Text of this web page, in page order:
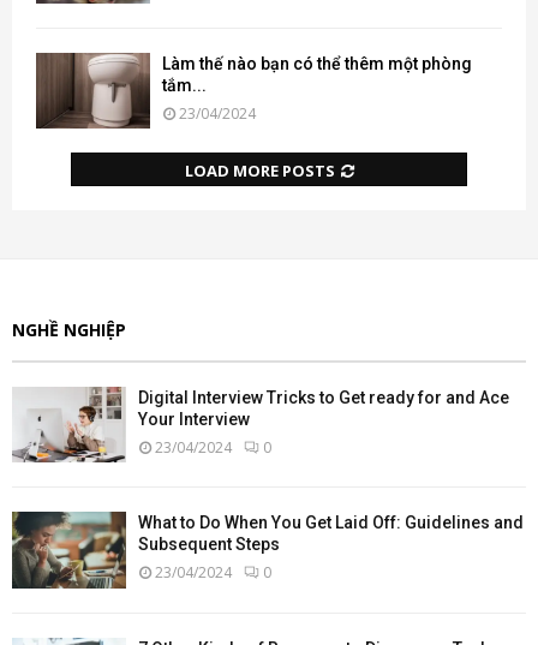
Làm thế nào bạn có thể thêm một phòng
tắm...
23/04/2024
LOAD MORE POSTS
NGHỀ NGHIỆP
Digital Interview Tricks to Get ready for and Ace
Your Interview
23/04/2024 0
What to Do When You Get Laid Off: Guidelines and
Subsequent Steps
23/04/2024 0